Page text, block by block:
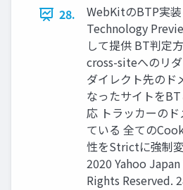
28.
WebKitのBTP実
Technology
して提供 BT判定
cross-siteへのリ
ダイレクト先のド
なったサイトを
応 トラッカーの
ている 全ての
性をStrictに強制
2020 Yahoo
Rights Reserved.